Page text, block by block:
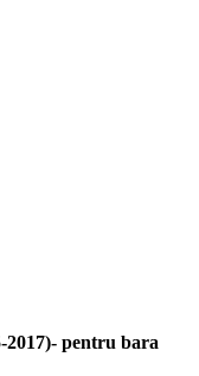
pentru bara